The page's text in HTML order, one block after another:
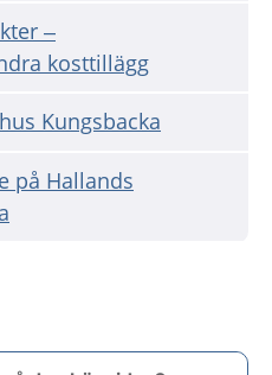
–
kosttillägg
Kungsbacka
på Hallands